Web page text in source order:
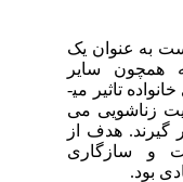
به عنوان یک
همچون سایر
تاثیر می­
زناشویی می
گیرند. هدف از
و سازگاری
بود.